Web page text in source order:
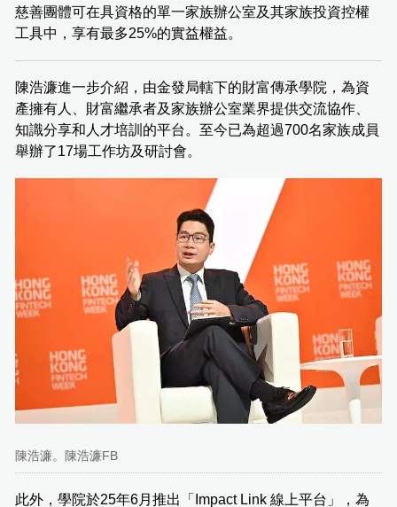
慈善團體可在具資格的單一家族辦公室及其家族投資控權
工具中，享有最多25%的實益權益。
陳浩濂進一步介紹，由金發局轄下的財富傳承學院，為資
產擁有人、財富繼承者及家族辦公室業界提供交流協作、
知識分享和人才培訓的平台。至今已為超過700名家族成員
舉辦了17場工作坊及研討會。
陳浩濂。陳浩濂FB
此外，學院於25年6月推出「Impact Link 線上平台」，為